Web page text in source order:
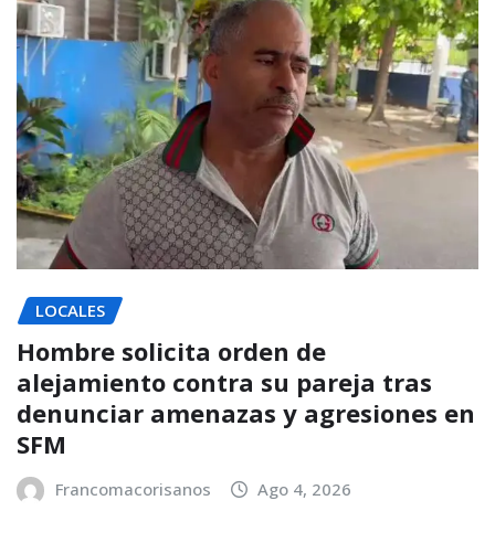
LOCALES
Hombre solicita orden de
alejamiento contra su pareja tras
denunciar amenazas y agresiones en
SFM
Francomacorisanos Ago 4, 2026